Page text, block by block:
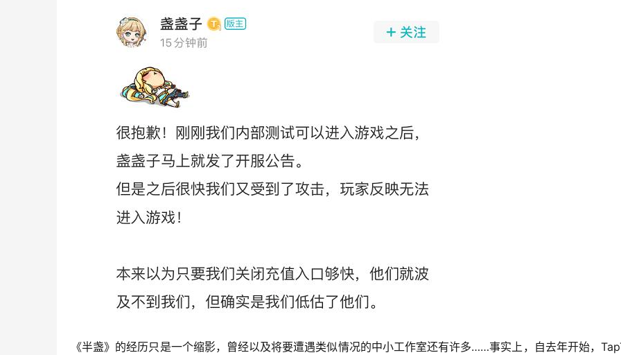
《半盏》的经历只是一个缩影，曾经以及将要遭遇类似情况的中小工作室还有许多……事实上，自去年开始，